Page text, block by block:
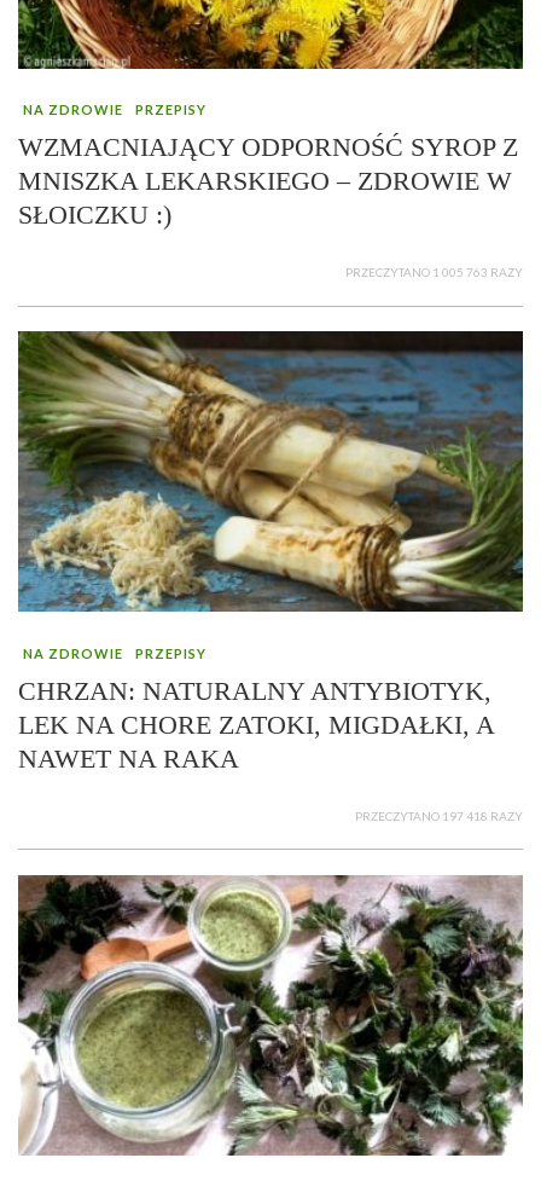
NA ZDROWIE PRZEPISY
WZMACNIAJĄCY ODPORNOŚĆ SYROP Z
MNISZKA LEKARSKIEGO – ZDROWIE W
SŁOICZKU :)
PRZECZYTANO 1 005 763 RAZY
NA ZDROWIE PRZEPISY
CHRZAN: NATURALNY ANTYBIOTYK,
LEK NA CHORE ZATOKI, MIGDAŁKI, A
NAWET NA RAKA
PRZECZYTANO 197 418 RAZY